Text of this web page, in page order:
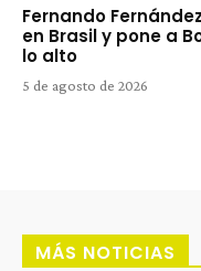
Fernando
en Brasil y pone a
lo alto
5 de agosto de 2026
MÁS NOTICIAS